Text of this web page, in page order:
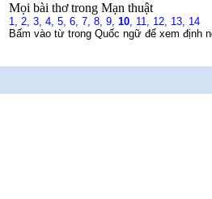
Mọi bài thơ trong Mạn thuật
1, 2, 3, 4, 5, 6, 7, 8, 9, 10, 11, 12, 13, 14
Bấm vào từ trong Quốc ngữ để xem định